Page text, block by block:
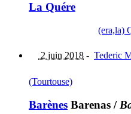
La Quére
(era,la)
2 juin 2018 - Tederic
(Tourtouse)
Barènes Barenas /